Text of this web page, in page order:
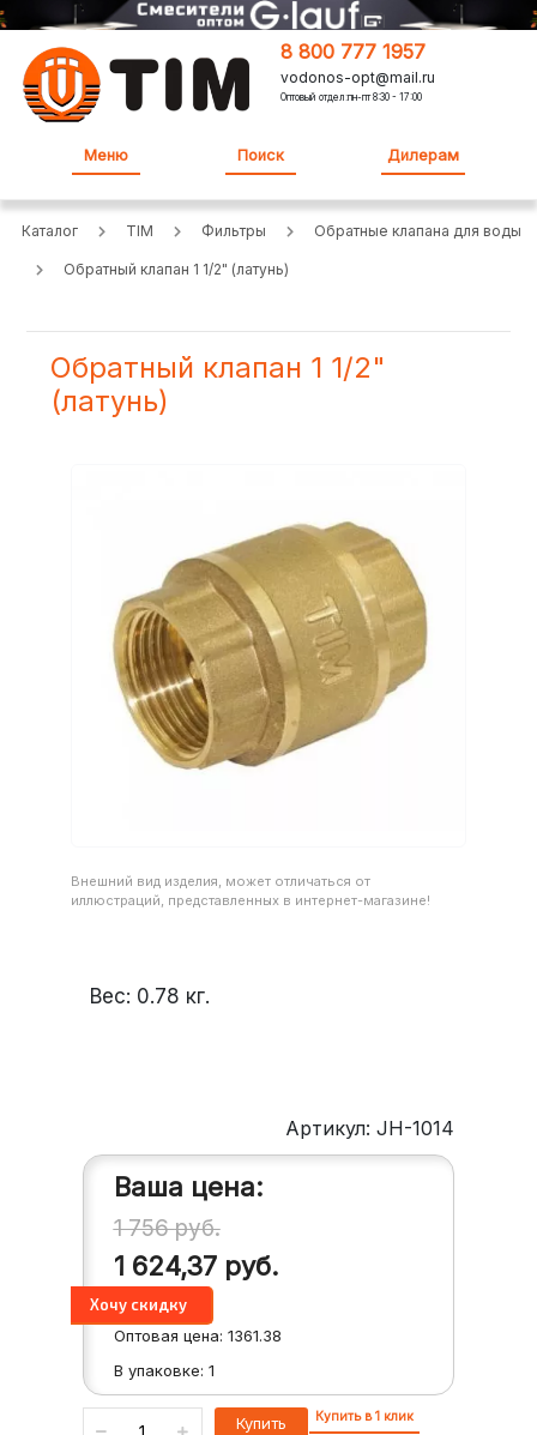
8 800 777 1957
vodonos-opt@mail.ru
Оптовый отдел:пн-пт 8:30 - 17:00
Меню Поиск Дилерам
Каталог TIM Фильтры Обратные клапана для воды
Обратный клапан 1 1/2" (латунь)
Обратный клапан 1 1/2"
(латунь)
Внешний вид изделия, может отличаться от
иллюстраций, представленных в интернет-магазине!
Вес: 0.78 кг.
Артикул: JH-1014
Ваша цена:
1 756руб.
1 624,37 руб.
Оптовая цена: 1361.38
В упаковке: 1
Купить Купить в 1 клик